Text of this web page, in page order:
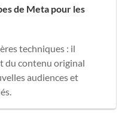
de Meta pour les
techniques : il
du contenu original
audiences et